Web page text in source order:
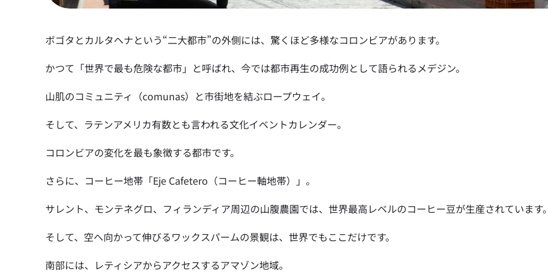
ボゴタとカルタヘナという“二大都市”の外側には、驚くほど多様なコロンビアがあります。
かつて「世界で最も危険な都市」と呼ばれ、今では都市再生の成功例として語られるメデジン。
山肌のコミュニティ（comunas）と市街地を結ぶロープウェイ。
そして、ラテンアメリカ有数とも言われる文化イベントカレンダー。
コロンビアの変化を最も象徴する都市です。
さらに、コーヒー地帯「Eje Cafetero（コーヒー軸地帯）」。
サレント、モンテネグロ、フィランディア周辺の山腹農園では、世界最高レベルのコーヒー豆が生産されています
そして、空へ向かって伸びるワックスパームの景観は、世界でもここだけです。
南部には、レティシアからアクセスするアマゾン地域。